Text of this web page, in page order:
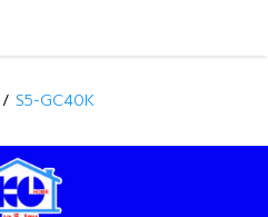
S5-GC40K